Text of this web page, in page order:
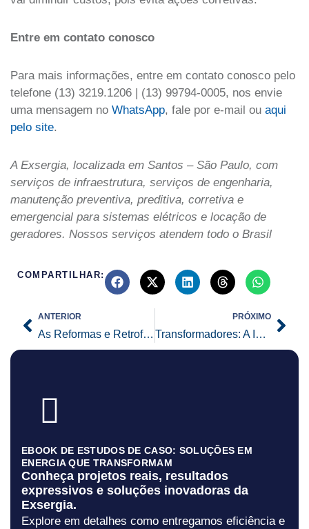
Entre em contato conosco
Para mais informações, entre em contato conosco pelo
telefone (13) 3219.1206 | (13) 99794-0005, nos envie
uma mensagem no WhatsApp, fale por e-mail ou aqui
pelo site.
A Exsergia, localizada em Santos – São Paulo, com
serviços de infraestrutura, serviços de engenharia,
manutenção preventiva, preditiva, corretiva e
emergencial para sistemas elétricos e locação de
geradores. Nossos serviços atendem todo o Brasil
COMPARTILHAR:
Prev
ANTERIOR
As Reformas e Retrofits em Ambientes Preexistentes
PRÓXIMO
Transformadores: A Importância da Manutenção Periódica
EBOOK DE ESTUDOS DE CASO: SOLUÇÕES EM
ENERGIA QUE TRANSFORMAM
Conheça projetos reais, resultados
expressivos e soluções inovadoras da
Exsergia.
Explore em detalhes como entregamos eficiência e